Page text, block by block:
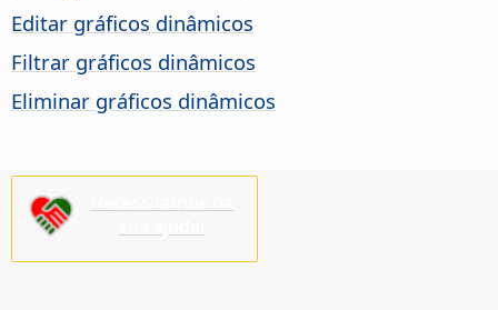
Editar gráficos dinâmicos
Filtrar gráficos dinâmicos
Eliminar gráficos dinâmicos